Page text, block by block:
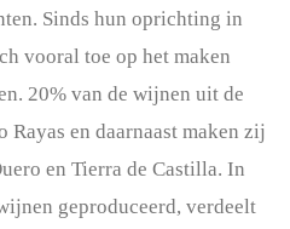
Sinds hun oprichting in
vooral toe op het maken
20% van de wijnen uit de
Rayas en daarnaast maken zij
en Tierra de Castilla. In
geproduceerd, verdeelt